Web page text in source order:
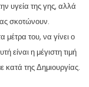
υγεία της γης, αλλά
σκοτώνουν.
του, να γίνει ο
είναι η μέγιστη τιμή
κατά της Δημιουργίας.